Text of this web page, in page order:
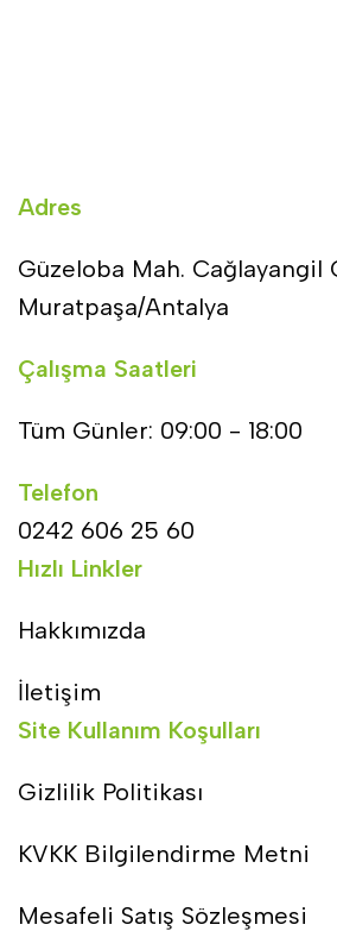
Adres
Güzeloba Mah. Cağlayangil
Muratpaşa/Antalya
Çalışma Saatleri
Tüm Günler: 09:00 - 18:00
Telefon
0242 606 25 60
Hızlı Linkler
Hakkımızda
İletişim
Site Kullanım Koşulları
Gizlilik Politikası
KVKK Bilgilendirme Metni
Mesafeli Satış Sözleşmesi